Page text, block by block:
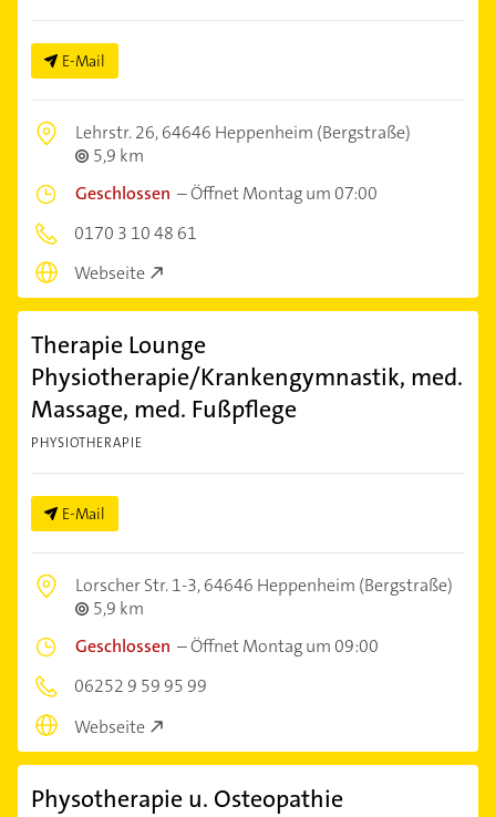
E-Mail
Lehrstr. 26,64646 Heppenheim (Bergstraße)
5,9 km
Geschlossen –Öffnet Montag um 07:00
0170 3 10 48 61
Webseite
Therapie Lounge
Physiotherapie/Krankengymnastik, med.
Massage, med. Fußpflege
PHYSIOTHERAPIE
E-Mail
Lorscher Str. 1-3,64646 Heppenheim (Bergstraße)
5,9 km
Geschlossen –Öffnet Montag um 09:00
06252 9 59 95 99
Webseite
Physotherapie u. Osteopathie